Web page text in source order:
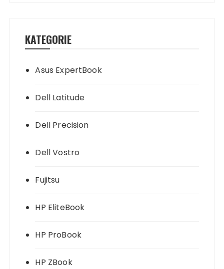
KATEGORIE
Asus ExpertBook
Dell Latitude
Dell Precision
Dell Vostro
Fujitsu
HP EliteBook
HP ProBook
HP ZBook